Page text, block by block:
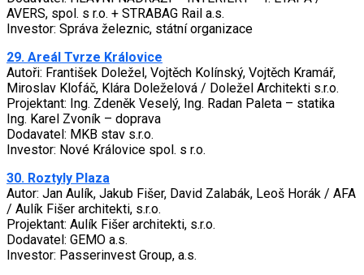
AVERS, spol. s r.o. + STRABAG Rail a.s.
Investor: Správa železnic, státní organizace
29. Areál Tvrze Královice
Autoři: František Doležel, Vojtěch Kolínský, Vojtěch Kramář,
Miroslav Klofáč, Klára Doleželová / Doležel Architekti s.r.o.
Projektant: Ing. Zdeněk Veselý, Ing. Radan Paleta – statika
Ing. Karel Zvoník – doprava
Dodavatel: MKB stav s.r.o.
Investor: Nové Královice spol. s r.o.
30. Roztyly Plaza
Autor: Jan Aulík, Jakub Fišer, David Zalabák, Leoš Horák / AFA
/ Aulík Fišer architekti, s.r.o.
Projektant: Aulík Fišer architekti, s.r.o.
Dodavatel: GEMO a.s.
Investor: Passerinvest Group, a.s.